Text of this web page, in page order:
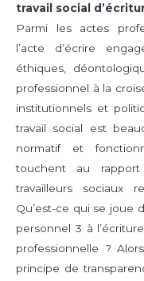
travail social
Parmi les actes
l’acte d’écrire
éthiques,
professionnel à la
institutionnels et
travail social est
normatif et
touchent au
travailleurs sociaux
Qu’est-ce qui se joue
personnel 3 à
professionnelle ?
principe de